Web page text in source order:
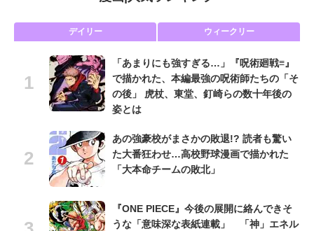
デイリー ウィークリー
「あまりにも強すぎる…」『呪術廻戦≡』
で描かれた、本編最強の呪術師たちの「そ
の後」 虎杖、東堂、釘崎らの数十年後の
姿とは
あの強豪校がまさかの敗退!? 読者も驚い
た大番狂わせ…高校野球漫画で描かれた
「大本命チームの敗北」
『ONE PIECE』今後の展開に絡んできそ
うな「意味深な表紙連載」 「神」エネル